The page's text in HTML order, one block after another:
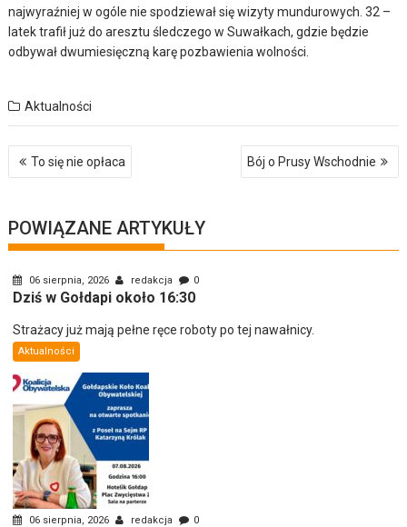
najwyraźniej w ogóle nie spodziewał się wizyty mundurowych. 32 –
latek trafił już do aresztu śledczego w Suwałkach, gdzie będzie
odbywał dwumiesięczną karę pozbawienia wolności.
Aktualności
Nawigacja
wpisu
To się nie opłaca Bój o Prusy Wschodnie
POWIĄZANE ARTYKUŁY
06 sierpnia, 2026 redakcja 0
Dziś w Gołdapi około 16:30
Strażacy już mają pełne ręce roboty po tej nawałnicy.
Aktualności
06 sierpnia, 2026 redakcja 0